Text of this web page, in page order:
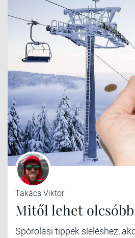
Takács Viktor
Mitől lehet olcsóbb
Spórolási tippek síeléshez,